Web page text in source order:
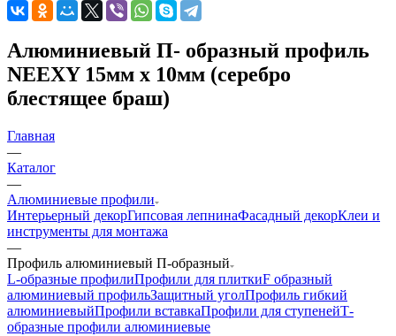
Алюминиевый П- образный профиль
NEEXY 15мм х 10мм (серебро
блестящее браш)
Главная
—
Каталог
—
Алюминиевые профили
Интерьерный декорГипсовая лепнинаФасадный декорКлеи и
инструменты для монтажа
—
Профиль алюминиевый П-образный
L-образные профилиПрофили для плиткиF образный
алюминиевый профильЗащитный уголПрофиль гибкий
алюминиевыйПрофили вставкаПрофили для ступенейТ-
образные профили алюминиевые